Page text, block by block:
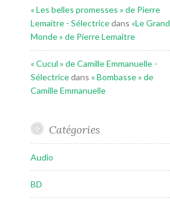
« Les belles promesses » de Pierre
Lemaitre - Sélectricedans «Le Grand
Monde » de Pierre Lemaitre
« Cucul » de Camille Emmanuelle -
Sélectricedans « Bombasse » de
Camille Emmanuelle
Catégories
Audio
BD